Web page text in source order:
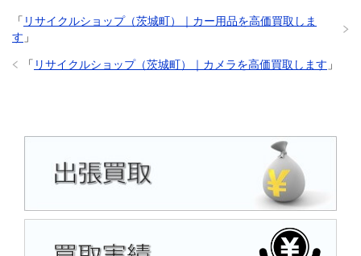
「 リサイクルショップ（茨城町）｜カー用品を高価買取しま
す 」
「 リサイクルショップ（茨城町）｜カメラを高価買取します 」